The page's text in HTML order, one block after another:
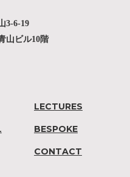
3-6-19
山ビル10階
LECTURES
BESPOKE
CONTACT